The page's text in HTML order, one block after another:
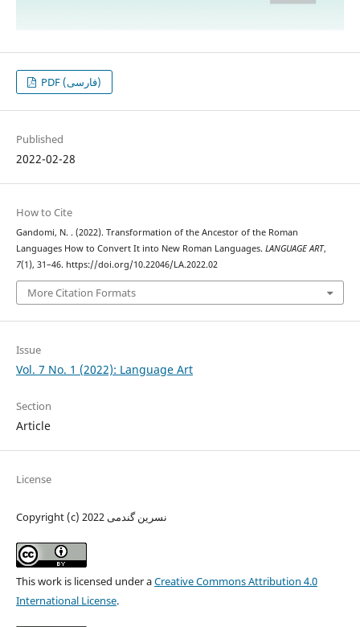
PDF (فارسی)
Published
2022-02-28
How to Cite
Gandomi, N. . (2022). Transformation of the Ancestor of the Roman
Languages How to Convert It into New Roman Languages. LANGUAGE ART,
7(1), 31–46. https://doi.org/10.22046/LA.2022.02
More Citation Formats
Issue
Vol. 7 No. 1 (2022): Language Art
Section
Article
License
Copyright (c) 2022 نسرین گندمی
This work is licensed under aCreative Commons Attribution 4.0
International License.